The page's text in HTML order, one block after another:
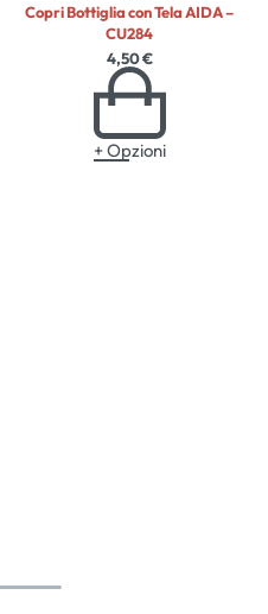
Copri Bottiglia con Tela AIDA –
CU284
4,50€
+ Opzioni